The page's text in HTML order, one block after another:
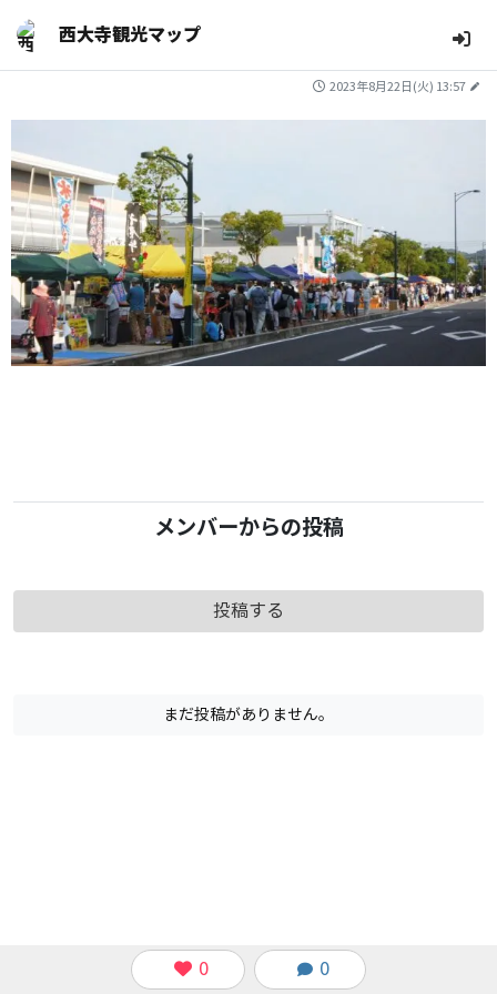
西大寺観光マップ
2023年8月22日(火) 13:57
0 0
メンバーからの投稿
投稿する
まだ投稿がありません。